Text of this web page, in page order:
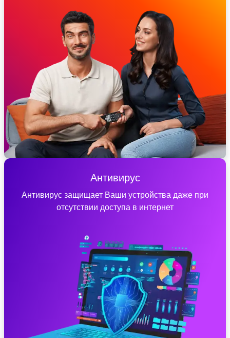
Антивирус
Антивирус защищает Ваши устройства даже при
отсутствии доступа в интернет